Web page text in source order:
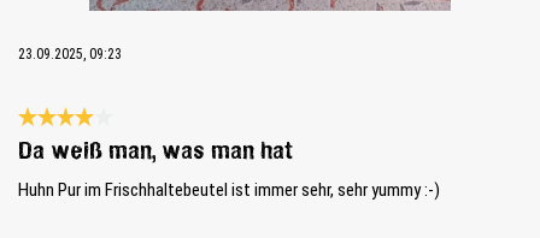
23.09.2025, 09:23
Bewertung mit 4 von 5 Sternen
Da weiß man, was man hat
Huhn Pur im Frischhaltebeutel ist immer sehr, sehr yummy :-)